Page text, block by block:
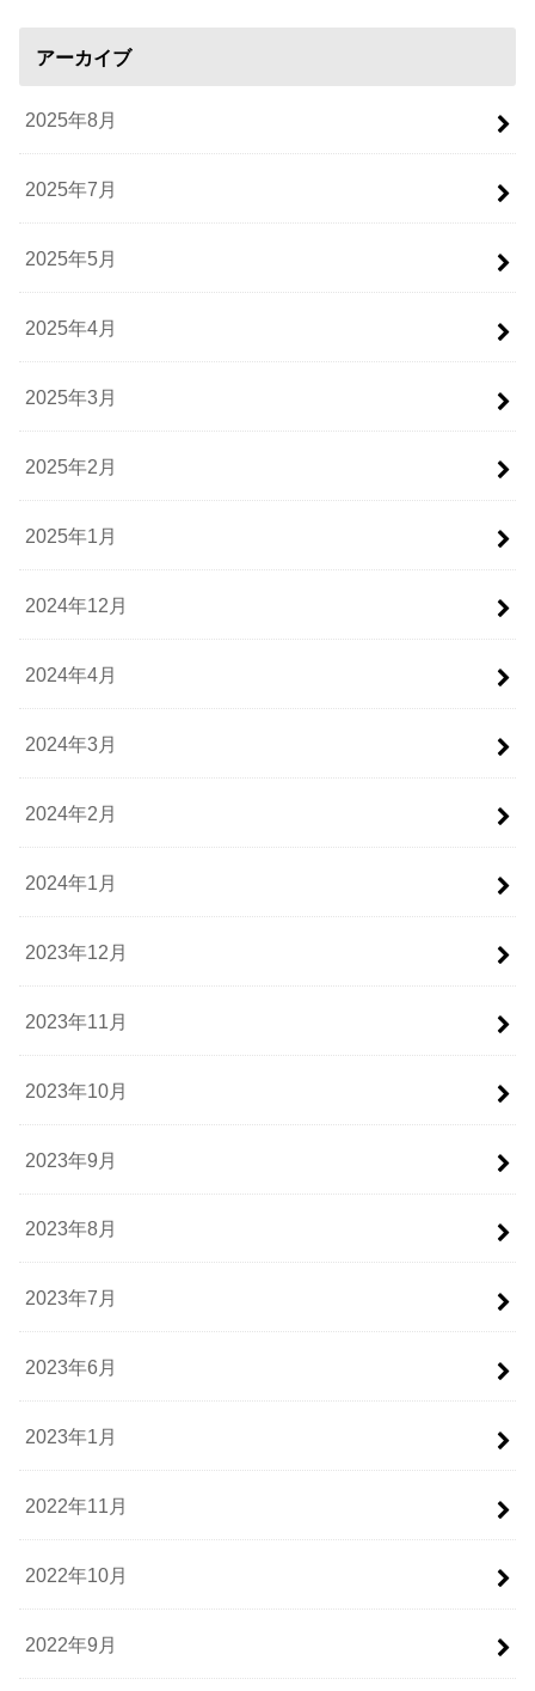
アーカイブ
2025年8月
2025年7月
2025年5月
2025年4月
2025年3月
2025年2月
2025年1月
2024年12月
2024年4月
2024年3月
2024年2月
2024年1月
2023年12月
2023年11月
2023年10月
2023年9月
2023年8月
2023年7月
2023年6月
2023年1月
2022年11月
2022年10月
2022年9月